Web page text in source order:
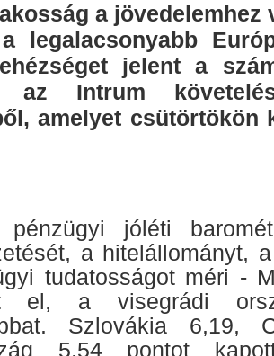
a
legalacsonyabb
jelent a
Intrum
amelyet csütörtökön
pénzügyi jóléti
a hitelállományt,
tudatosságot méri -
el, a visegrádi
Szlovákia 6,19,
5,54 pontot